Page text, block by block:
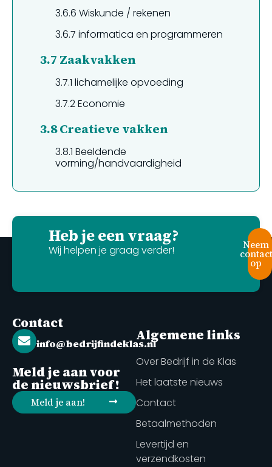
3.6.6 Wiskunde / rekenen
3.6.7 informatica en programmeren
3.7 Zaakvakken
3.7.1 lichamelijke opvoeding
3.7.2Economie
3.8Creatieve vakken
3.8.1 Beeldende
vorming/handvaardigheid
Heb je een vraag?
Wij helpen je graag verder! Neem
contact
op
Contact
info@bedrijfindeklas.nl
Meld je aan voor
de nieuwsbrief!
Meld je aan!
Algemene links
Over Bedrijf in de Klas
Het laatste nieuws
Contact
Betaalmethoden
Levertijd en
verzendkosten